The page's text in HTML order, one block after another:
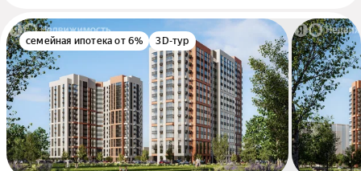
семейная ипотека от 6% 3D-тур